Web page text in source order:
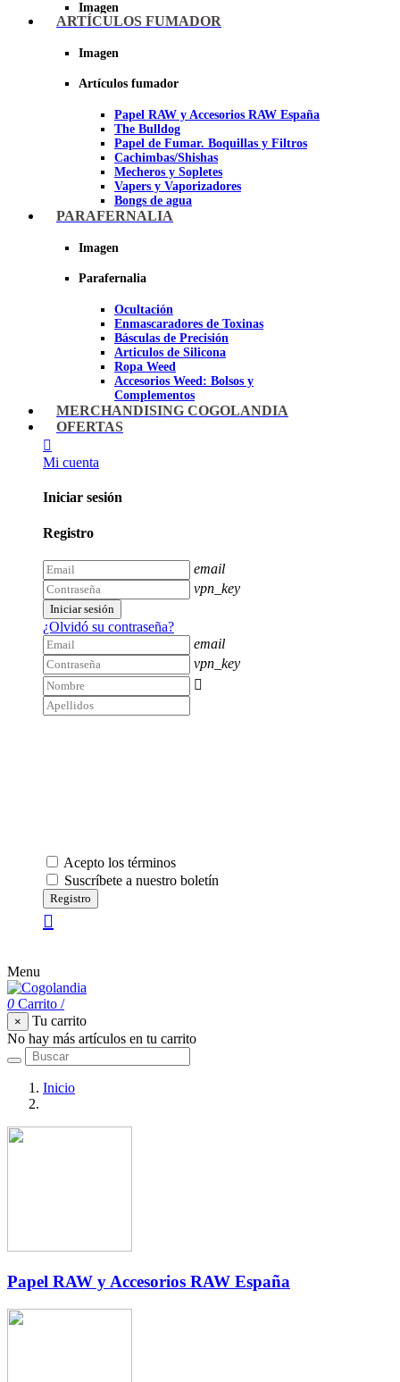
Imagen
ARTÍCULOS FUMADOR
Imagen
Artículos fumador
Papel RAW y Accesorios RAW España
The Bulldog
Papel de Fumar. Boquillas y Filtros
Cachimbas/Shishas
Mecheros y Sopletes
Vapers y Vaporizadores
Bongs de agua
Bandejas para liar
Ceniceros para Fumadores
Pipas BHO
Dabbers
Imagen
PARAFERNALIA
Imagen
Parafernalia
Ocultación
Enmascaradores de Toxinas
Básculas de Precisión
Articulos de Silicona
Ropa Weed
Accesorios Weed: Bolsos y
Complementos
Cannabuds
Inciensos
MERCHANDISING COGOLANDIA
OFERTAS
Mi cuenta
Iniciar sesión
Registro
email
vpn_key
Iniciar sesión
¿Olvidó su contraseña?
email
vpn_key

Acepto los términos
Suscríbete a nuestro boletín
Registro
Menu
0 Carrito /
×
Tu carrito
No hay más artículos en tu carrito
Inicio
Papel RAW y Accesorios RAW España